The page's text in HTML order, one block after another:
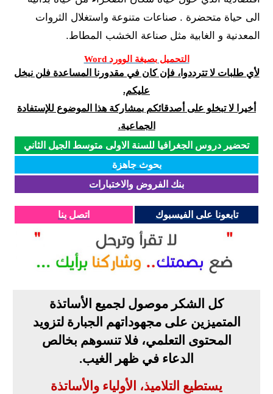
الى حياة متحضرة . صناعات متنوعة واستغلال الثروات
المعدنية و الغابية مثل صناعة الخشب المطاط.
التحميل بصيغة الوورد Word
لأي طلبات لا تترددوا، فإن كان في مقدورنا المساعدة فلن نبخل
عليكم.
أخيرا لا تبخلو على أصدقائكم بمشاركة هذا الموضوع للإستفادة
الجماعية.
تحضير دروس الجغرافيا للسنة الاولى متوسط الجيل الثاني
بحوث جاهزة
بنك الفروض والاختبارات
تابعونا على الفيسبوك اتصل بنا
كل الشكر موصول لجميع الأساتذة
المتميزين على مجهوداتهم الجبارة لتزويد
المحتوى التعلمي، فلا تنسوهم بخالص
الدعاء في ظهر الغيب.
يستطيع التلاميذ، الأولياء والأساتذة